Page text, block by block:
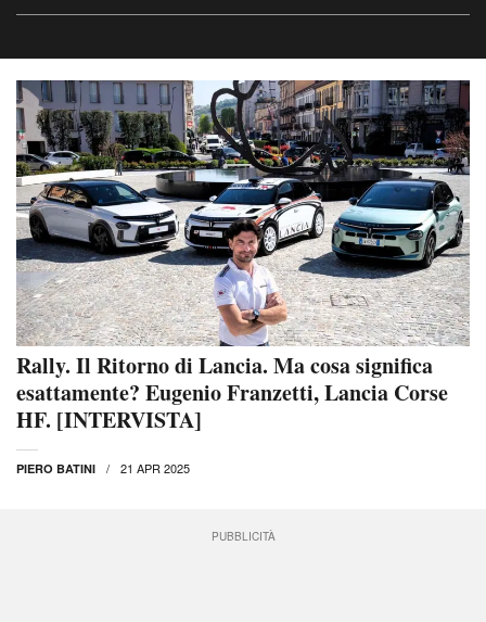
Rally. Il Ritorno di Lancia. Ma cosa significa
esattamente? Eugenio Franzetti, Lancia Corse
HF. [INTERVISTA]
PIERO BATINI 21 APR 2025
PUBBLICITÀ